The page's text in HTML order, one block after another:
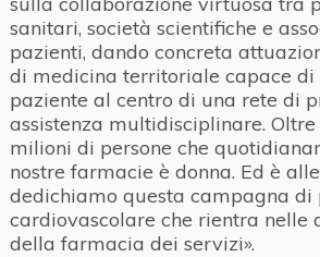
sanitari, società scientifiche e
pazienti, dando concreta
di medicina territoriale capace
paziente al centro di una rete di
assistenza multidisciplinare.
milioni di persone che
nostre farmacie è donna. Ed è
dedichiamo questa campagna di
cardiovascolare che rientra nelle
della farmacia dei servizi».